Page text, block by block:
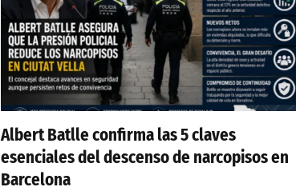
Albert Batlle confirma las 5 claves
esenciales del descenso de narcopisos en
Barcelona